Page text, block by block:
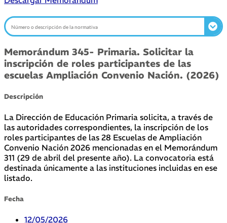
Memorándum 345- Primaria. Solicitar la
inscripción de roles participantes de las
escuelas Ampliación Convenio Nación. (2026)
Descripción
La Dirección de Educación Primaria solicita, a través de
las autoridades correspondientes, la inscripción de los
roles participantes de las 28 Escuelas de Ampliación
Convenio Nación 2026 mencionadas en el Memorándum
311 (29 de abril del presente año). La convocatoria está
destinada únicamente a las instituciones incluidas en ese
listado.
Fecha
12/05/2026